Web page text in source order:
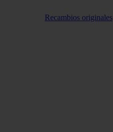
Recambios originales